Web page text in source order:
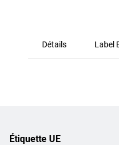
Détails Label
Étiquette UE